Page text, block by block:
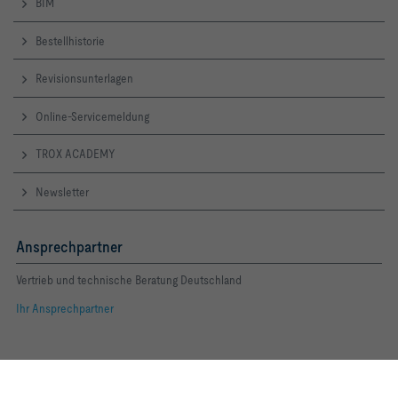
Bestellhistorie
Revisionsunterlagen
Online-Servicemeldung
TROX ACADEMY
Newsletter
Ansprechpartner
Vertrieb und technische Beratung Deutschland
Ihr Ansprechpartner
Folgen Sie uns